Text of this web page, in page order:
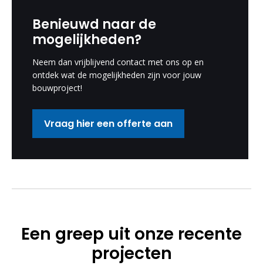
Benieuwd naar de
mogelijkheden?
Neem dan vrijblijvend contact met ons op en
ontdek wat de mogelijkheden zijn voor jouw
bouwproject!
Vraag hier een offerte aan
Een greep uit onze recente
projecten